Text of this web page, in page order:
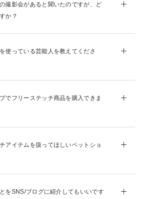
撮影会があると聞いたのですが、ど
か？
使っている芸能人を教えてくださ
でフリーステッチ商品を購入できま
アイテムを扱ってほしいペットショ
をSNS/ブログに紹介してもいいです